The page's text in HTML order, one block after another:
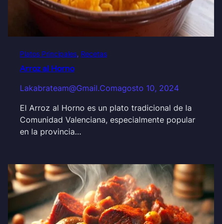
Platos Principales, Recetas
Arroz al Horno
Lakabrateam@gmail.comagosto 10, 2024
El Arroz al Horno es un plato tradicional de la
Comunidad Valenciana, especialmente popular
en la provincia…